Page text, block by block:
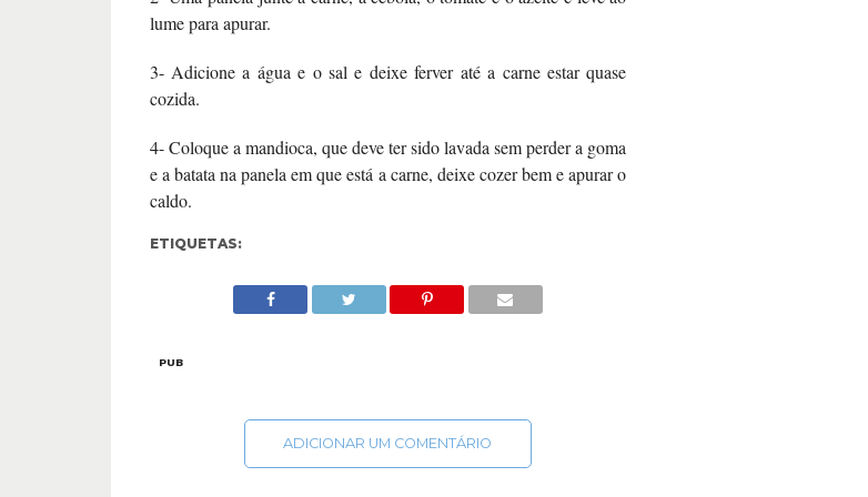
lume para apurar.
3- Adicione a água e o sal e deixe ferver até a carne estar quase
cozida.
4- Coloque a mandioca, que deve ter sido lavada sem perder a goma
e a batata na panela em que está a carne, deixe cozer bem e apurar o
caldo.
ETIQUETAS:
PUB
ADICIONAR UM COMENTÁRIO